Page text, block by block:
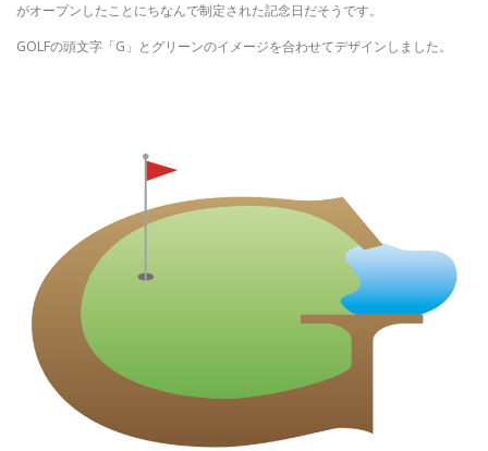
がオープンしたことにちなんで制定された記念日だそうです。
GOLFの頭文字「G」とグリーンのイメージを合わせてデザインしました。